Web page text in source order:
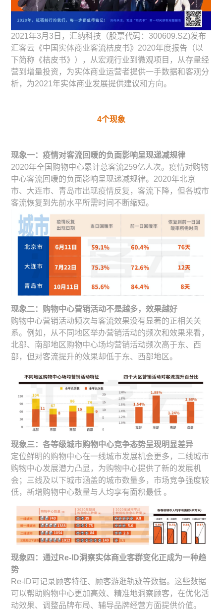
2021年3月3日，汇纳科技（股票代码：300609.SZ)发布
汇客云《中国实体商业客流桔皮书》2020年度报告（以
下简称《桔皮书》），从宏观行业到微观项目，从存量经
营到增量投资，为实体商业运营者提供一手数据和客观分
析，为2021年实体商业发展提供建议和方向。
4个现象
现象一：疫情对客流回暖的负面影响呈现递减规律
2020年全国购物中心累计总客流259亿人次。疫情对购物
中心客流回暖的负面影响呈现递减规律。2020年北京
市、大连市、青岛市出现疫情反复，客流下降，但各城市
客流恢复到先前水平所需时间不断缩短。
现象二：购物中心营销活动不是越多，效果越好
购物中心营销活动频次与客流效果没有显著的正相关关
系。例如，从不同地区举办营销活动的频次和效果来看，
北部、南部地区购物中心场均营销活动频次高于东、西
部，但对客流提升的效果却低于东、西部地区。
现象三：各等级城市购物中心竞争态势呈现明显差异
定位鲜明的购物中心在一线城市发展机会更多，二线城市
购物中心发展潜力凸显，为购物中心提供了新的发展机
会；三线及以下城市涵盖的城市数量多，市场竞争强度较
低，新增购物中心数量与人均享有面积最低 。
现象四：通过Re-ID洞察实体商业客群变化正成为一种趋
势
Re-ID可记录顾客特征、顾客游逛轨迹等数据。这些数据
可以帮助购物中心更加高效、精准地洞察顾客，在优化活
动效果、调整品牌布局、辅导品牌经营方面提供价值。